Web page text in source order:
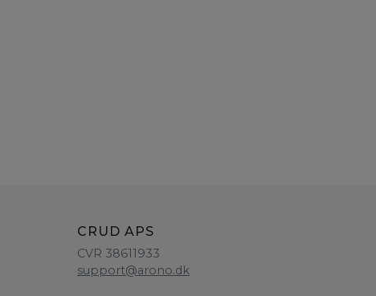
CRUD APS
CVR 38611933
support@arono.dk